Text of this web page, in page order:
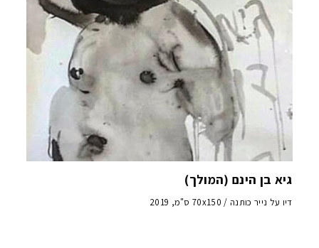
גיא בן הינם (המולך)
דיו על נייר כותנה / 70x150 ס"מ, 2019